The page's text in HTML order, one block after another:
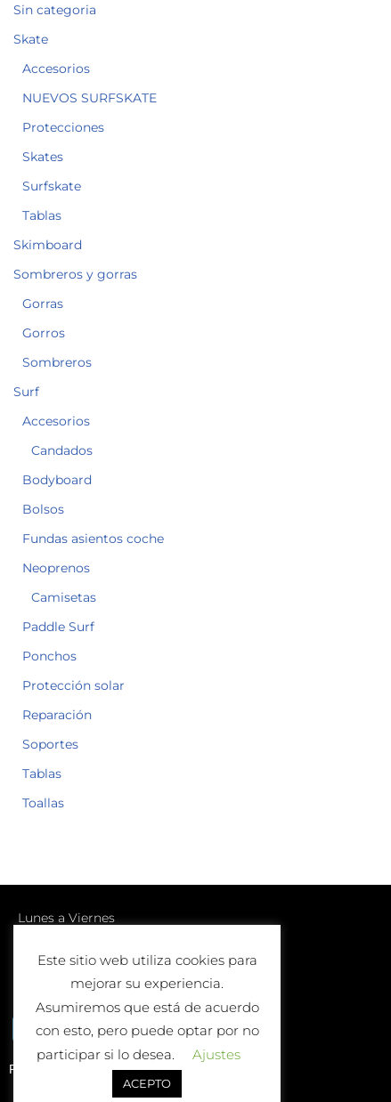
Sin categoria
Skate
Accesorios
NUEVOS SURFSKATE
Protecciones
Skates
Surfskate
Tablas
Skimboard
Sombreros y gorras
Gorras
Gorros
Sombreros
Surf
Accesorios
Candados
Bodyboard
Bolsos
Fundas asientos coche
Neoprenos
Camisetas
Paddle Surf
Ponchos
Protección solar
Reparación
Soportes
Tablas
Toallas
Lunes a Viernes
Sábados
10:00-13:00
Política de Devolución o Cambio
Este sitio web utiliza cookies para
mejorar su experiencia.
Asumiremos que está de acuerdo
con esto, pero puede optar por no
participar si lo desea.
Ajustes
ACEPTO